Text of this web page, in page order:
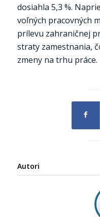
dosiahla 5,3 %.
voľných pracovných
prílevu zahraničnej
straty zamestnania,
zmeny na trhu práce.
Autori